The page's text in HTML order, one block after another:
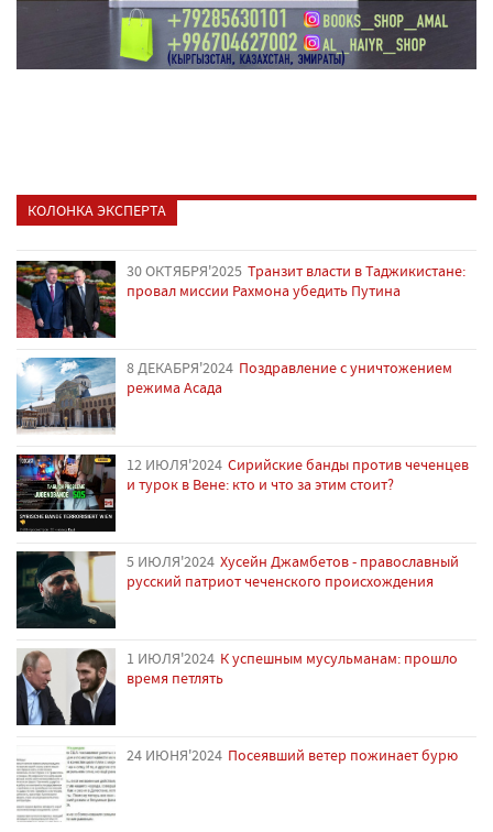
КОЛОНКА ЭКСПЕРТА
30 ОКТЯБРЯ'2025 Транзит власти в Таджикистане:
провал миссии Рахмона убедить Путина
8 ДЕКАБРЯ'2024 Поздравление с уничтожением
режима Асада
12 ИЮЛЯ'2024 Сирийские банды против чеченцев
и турок в Вене: кто и что за этим стоит?
5 ИЮЛЯ'2024 Хусейн Джамбетов - православный
русский патриот чеченского происхождения
1 ИЮЛЯ'2024 К успешным мусульманам: прошло
время петлять
24 ИЮНЯ'2024 Посеявший ветер пожинает бурю